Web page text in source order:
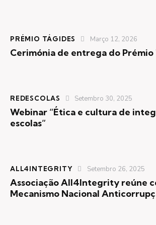
PRÉMIO TÁGIDES Março 12, 2026
Cerimónia de entrega do Prémio
REDESCOLAS Setembro 30, 2025
Webinar “Ética e cultura de
escolas”
ALL4INTEGRITY Setembro 26, 2025
Associação All4Integrity reúne
Mecanismo Nacional